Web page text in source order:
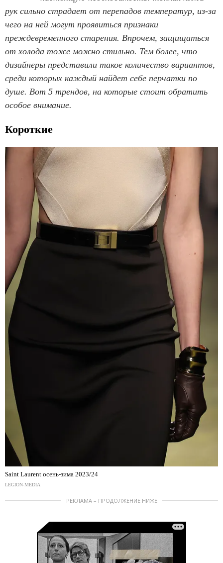
рук сильно страдает от перепадов температур, из-за
чего на ней могут проявиться признаки
преждевременного старения. Впрочем, защищаться
от холода тоже можно стильно. Тем более, что
дизайнеры представили такое количество вариантов,
среди которых каждый найдет себе перчатки по
душе. Вот 5 трендов, на которые стоит обратить
особое внимание.
Короткие
Saint Laurent осень-зима 2023/24
LEGION-MEDIA
РЕКЛАМА – ПРОДОЛЖЕНИЕ НИЖЕ